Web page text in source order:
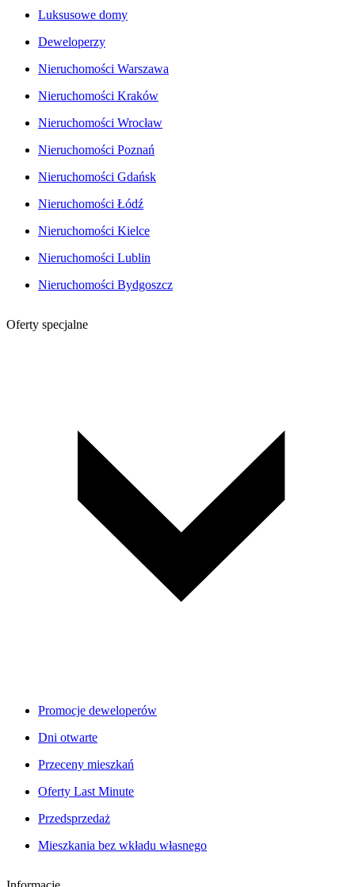
Luksusowe domy
Deweloperzy
Nieruchomości Warszawa
Nieruchomości Kraków
Nieruchomości Wrocław
Nieruchomości Poznań
Nieruchomości Gdańsk
Nieruchomości Łódź
Nieruchomości Kielce
Nieruchomości Lublin
Nieruchomości Bydgoszcz
Oferty specjalne
Promocje deweloperów
Dni otwarte
Przeceny mieszkań
Oferty Last Minute
Przedsprzedaż
Mieszkania bez wkładu własnego